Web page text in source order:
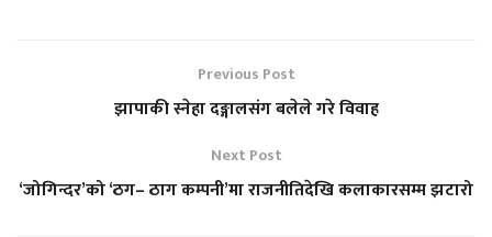
Previous Post
झापाकी स्नेहा दङ्गालसंग बलेले गरे विवाह
Next Post
‘जोगिन्दर’को ‘ठग– ठाग कम्पनी’मा राजनीतिदेखि कलाकारसम्म झटारो